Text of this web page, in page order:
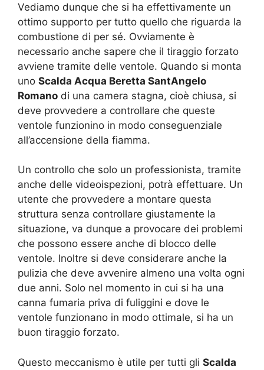
Vediamo dunque che si ha effettivamente un
ottimo supporto per tutto quello che riguarda la
combustione di per sé. Ovviamente è
necessario anche sapere che il tiraggio forzato
avviene tramite delle ventole. Quando si monta
uno Scalda Acqua Beretta SantAngelo
Romano di una camera stagna, cioè chiusa, si
deve provvedere a controllare che queste
ventole funzionino in modo conseguenziale
all’accensione della fiamma.
Un controllo che solo un professionista, tramite
anche delle videoispezioni, potrà effettuare. Un
utente che provvedere a montare questa
struttura senza controllare giustamente la
situazione, va dunque a provocare dei problemi
che possono essere anche di blocco delle
ventole. Inoltre si deve considerare anche la
pulizia che deve avvenire almeno una volta ogni
due anni. Solo nel momento in cui si ha una
canna fumaria priva di fuliggini e dove le
ventole funzionano in modo ottimale, si ha un
buon tiraggio forzato.
Questo meccanismo è utile per tutti gli Scalda